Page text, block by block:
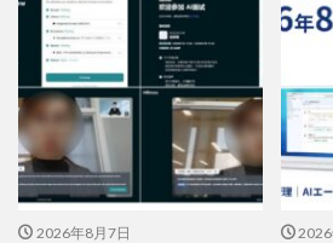
2026年8月7日